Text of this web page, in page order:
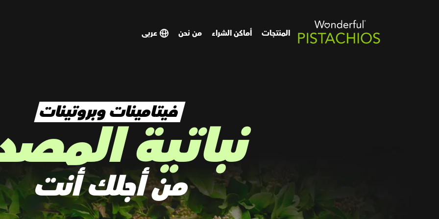
المنتجات أماكن الشراء من نحن SELECT
SELECT
فيتامينات وبروتيناتنباتية
من أجلك أنت